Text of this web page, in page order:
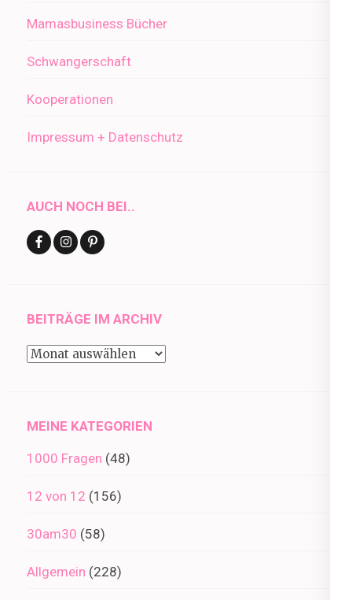
Mamasbusiness Bücher
Schwangerschaft
Kooperationen
Impressum + Datenschutz
AUCH NOCH BEI..
BEITRÄGE IM ARCHIV
Beiträge
MEINE KATEGORIEN
1000 Fragen (48)
12 von 12 (156)
30am30 (58)
Allgemein (228)